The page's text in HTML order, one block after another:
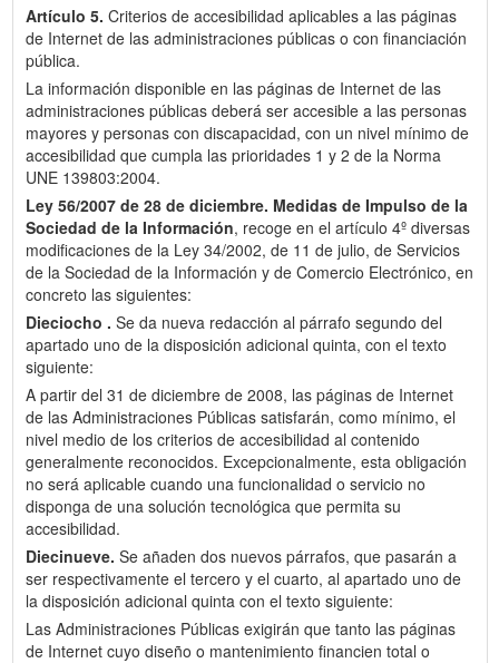
Artículo 5. Criterios de accesibilidad aplicables a las páginas
de Internet de las administraciones públicas o con financiación
pública.
La información disponible en las páginas de Internet de las
administraciones públicas deberá ser accesible a las personas
mayores y personas con discapacidad, con un nivel mínimo de
accesibilidad que cumpla las prioridades 1 y 2 de la Norma
UNE 139803:2004.
Ley 56/2007 de 28 de diciembre. Medidas de Impulso de la
Sociedad de la Información, recoge en el artículo 4º diversas
modificaciones de la Ley 34/2002, de 11 de julio, de Servicios
de la Sociedad de la Información y de Comercio Electrónico, en
concreto las siguientes:
Dieciocho . Se da nueva redacción al párrafo segundo del
apartado uno de la disposición adicional quinta, con el texto
siguiente:
A partir del 31 de diciembre de 2008, las páginas de Internet
de las Administraciones Públicas satisfarán, como mínimo, el
nivel medio de los criterios de accesibilidad al contenido
generalmente reconocidos. Excepcionalmente, esta obligación
no será aplicable cuando una funcionalidad o servicio no
disponga de una solución tecnológica que permita su
accesibilidad.
Diecinueve. Se añaden dos nuevos párrafos, que pasarán a
ser respectivamente el tercero y el cuarto, al apartado uno de
la disposición adicional quinta con el texto siguiente:
Las Administraciones Públicas exigirán que tanto las páginas
de Internet cuyo diseño o mantenimiento financien total o